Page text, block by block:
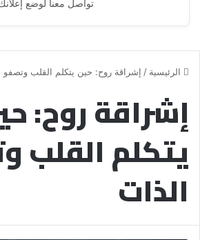
تواصل معنا لوضع
الرئيسية / إشراقة روح: حين يتكلم القلب وتصفو
إشراقة روح:
يتكلم القلب
الذات